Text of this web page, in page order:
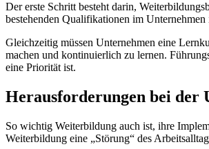
Der erste Schritt besteht darin,
bestehenden Qualifikationen im
Gleichzeitig müssen Unternehmen eine
machen und kontinuierlich zu lernen.
eine Priorität ist.
Herausforderungen bei der
So wichtig Weiterbildung auch ist, ihre
Weiterbildung eine „Störung“ des